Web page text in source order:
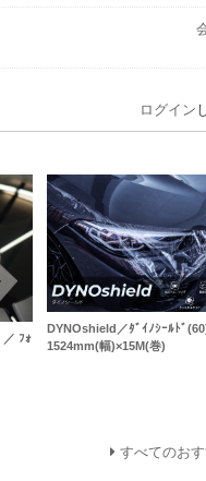
ログイン
ﾌｫ
DYNOshield／ﾀﾞｲﾉｼｰﾙﾄﾞ
1524mm(幅)×15M(巻)
すべてのお